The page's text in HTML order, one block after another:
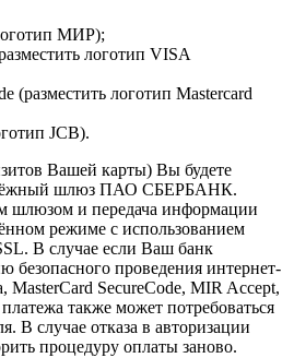
МИР);
логотип VISA
(разместить логотип Mastercard
JCB).
Вашей карты) Вы будете
шлюз ПАО СБЕРБАНК.
шлюзом и передача информации
режиме с использованием
В случае если Ваш банк
безопасного проведения интернет-
MasterCard SecureCode, MIR Accept,
также может потребоваться
В случае отказа в авторизации
процедуру оплаты заново.